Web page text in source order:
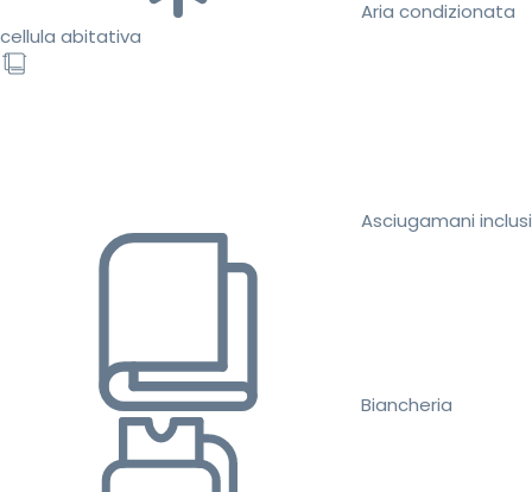
Aria condizionata
cellula abitativa
Asciugamani inclusi
Biancheria